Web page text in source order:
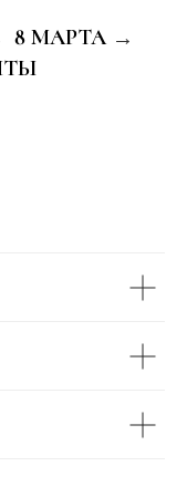
8 МАРТА →